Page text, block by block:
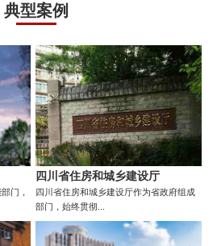
典型案例
门，
四川省住房和城乡建设厅
四川省住房和城乡建设厅作为省政府组成
部门，始终贯彻...